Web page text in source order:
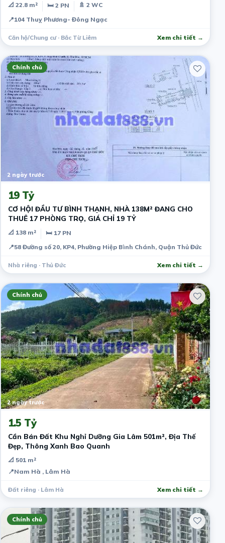
📐 22.8 m² 🛏 2 PN
🚿 2 WC
📍104 Thuỵ Phương- Đông Ngạc
Căn hộ/Chung cư · Bắc Từ Liêm Xem chi tiết →
Chính chủ
2 ngày trước
19 Tỷ
CƠ HỘI ĐẦU TƯ BÌNH THẠNH, NHÀ 138M² ĐANG CHO
THUÊ 17 PHÒNG TRỌ, GIÁ CHỈ 19 TỶ
📐 138 m²
🛏 17 PN
📍58 Đường số 20, KP4, Phường Hiệp Bình Chánh, Quận Thủ Đức
Nhà riêng · Thủ Đức Xem chi tiết →
Chính chủ
2 ngày trước
1.5 Tỷ
Cần Bán Đất Khu Nghỉ Dưỡng Gia Lâm 501m², Địa Thế
Đẹp, Thông Xanh Bao Quanh
📐 501 m²
📍Nam Hà , Lâm Hà
Đất riêng · Lâm Hà Xem chi tiết →
Chính chủ